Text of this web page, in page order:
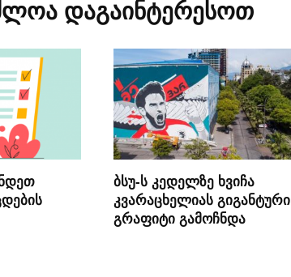
დაგაინტერესოთ
ბსუ-ს კედელზე ხვიჩა
კვარაცხელიას გიგანტური
გრაფიტი გამოჩნდა